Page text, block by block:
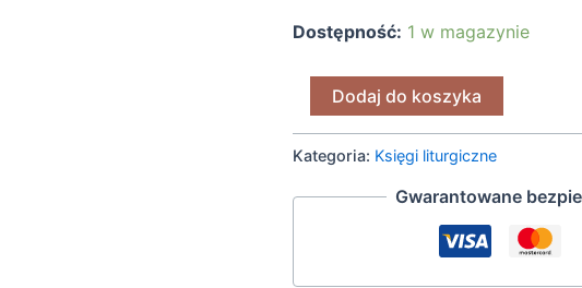
Dostępność: 1 w magazynie
Dodaj do koszyka
Kategoria: Księgi liturgiczne
Gwarantowane